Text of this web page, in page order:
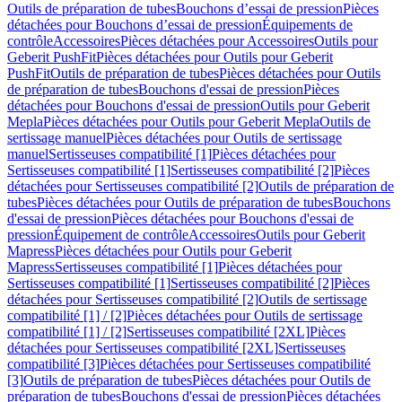
Outils de préparation de tubesBouchons d’essai de pressionPièces
détachées pour Bouchons d’essai de pressionÉquipements de
contrôleAccessoiresPièces détachées pour AccessoiresOutils pour
Geberit PushFitPièces détachées pour Outils pour Geberit
PushFitOutils de préparation de tubesPièces détachées pour Outils
de préparation de tubesBouchons d'essai de pressionPièces
détachées pour Bouchons d'essai de pressionOutils pour Geberit
MeplaPièces détachées pour Outils pour Geberit MeplaOutils de
sertissage manuelPièces détachées pour Outils de sertissage
manuelSertisseuses compatibilité [1]Pièces détachées pour
Sertisseuses compatibilité [1]Sertisseuses compatibilité [2]Pièces
détachées pour Sertisseuses compatibilité [2]Outils de préparation de
tubesPièces détachées pour Outils de préparation de tubesBouchons
d'essai de pressionPièces détachées pour Bouchons d'essai de
pressionÉquipement de contrôleAccessoiresOutils pour Geberit
MapressPièces détachées pour Outils pour Geberit
MapressSertisseuses compatibilité [1]Pièces détachées pour
Sertisseuses compatibilité [1]Sertisseuses compatibilité [2]Pièces
détachées pour Sertisseuses compatibilité [2]Outils de sertissage
compatibilité [1] / [2]Pièces détachées pour Outils de sertissage
compatibilité [1] / [2]Sertisseuses compatibilité [2XL]Pièces
détachées pour Sertisseuses compatibilité [2XL]Sertisseuses
compatibilité [3]Pièces détachées pour Sertisseuses compatibilité
[3]Outils de préparation de tubesPièces détachées pour Outils de
préparation de tubesBouchons d'essai de pressionPièces détachées